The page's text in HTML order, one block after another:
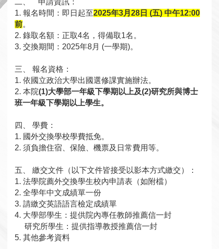
1. 報名時間：即日起至2025年3月28日 (五) 中午12:00
前。
2. 錄取名額：正取4名，得備取1名。
3. 交換期間：2025年8月 (一學期)。
三、 報名資格：
1. 依國立政治大學出國選修課實施辦法。
2. 本院(1)大學部一年級下學期以上及(2)研究所與博士
班一年級下學期以上學生。
四、 學費：
1. 國外交換學校學費抵免。
2. 須負擔住宿、保險、機票及日常費用等。
五、 繳交文件（以下文件皆接受以影本方式繳交）：
1. 法學院薦外交換學生校內申請表（如附檔）
2. 全學年中文成績單一份
3. 請繳交英語語言檢定成績單
4. 大學部學生：提供院內專任教師推薦信一封
研究所學生：提供指導教授推薦信一封
5. 其他參考資料